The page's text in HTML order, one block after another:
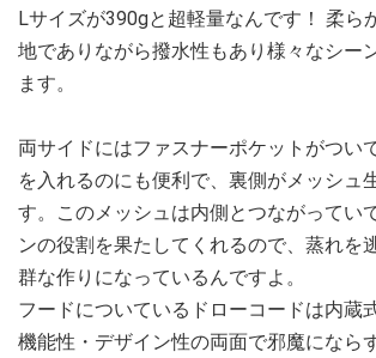
Lサイズが390gと超軽量なんです！ 柔ら
地でありながら撥水性もあり様々なシー
ます。
両サイドにはファスナーポケットがつい
を入れるのにも便利で、裏側がメッシュ
す。このメッシュは内側とつながってい
ンの役割を果たしてくれるので、蒸れを
群な作りになっているんですよ。
フードについているドローコードは内蔵
機能性・デザイン性の両面で邪魔になら